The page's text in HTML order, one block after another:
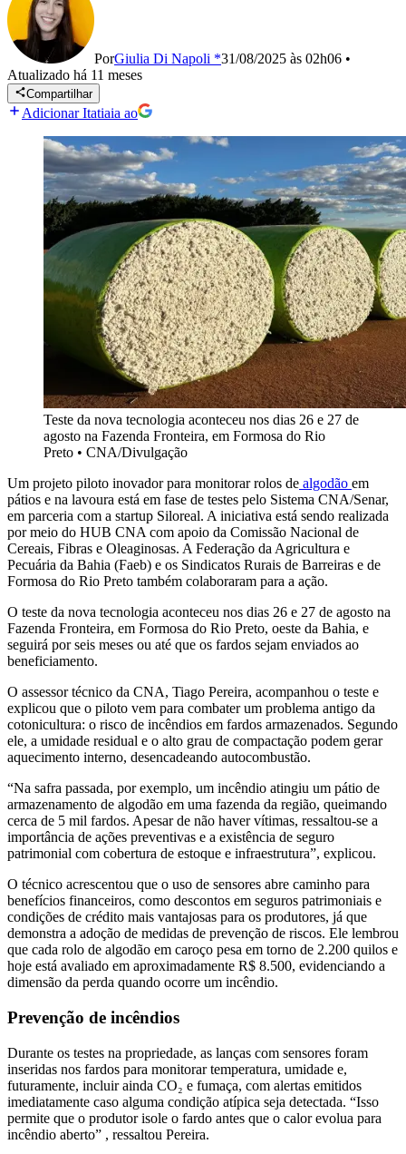
PorGiulia Di Napoli *31/08/2025 às 02h06 •
Atualizado há 11 meses
Compartilhar
Adicionar Itatiaia ao
Teste da nova tecnologia aconteceu nos dias 26 e 27 de
agosto na Fazenda Fronteira, em Formosa do Rio
Preto • CNA/Divulgação
Um projeto piloto inovador para monitorar rolos de algodão em
pátios e na lavoura está em fase de testes pelo Sistema CNA/Senar,
em parceria com a startup Siloreal. A iniciativa está sendo realizada
por meio do HUB CNA com apoio da Comissão Nacional de
Cereais, Fibras e Oleaginosas. A Federação da Agricultura e
Pecuária da Bahia (Faeb) e os Sindicatos Rurais de Barreiras e de
Formosa do Rio Preto também colaboraram para a ação.
O teste da nova tecnologia aconteceu nos dias 26 e 27 de agosto na
Fazenda Fronteira, em Formosa do Rio Preto, oeste da Bahia, e
seguirá por seis meses ou até que os fardos sejam enviados ao
beneficiamento.
O assessor técnico da CNA, Tiago Pereira, acompanhou o teste e
explicou que o piloto vem para combater um problema antigo da
cotonicultura: o risco de incêndios em fardos armazenados. Segundo
ele, a umidade residual e o alto grau de compactação podem gerar
aquecimento interno, desencadeando autocombustão.
“Na safra passada, por exemplo, um incêndio atingiu um pátio de
armazenamento de algodão em uma fazenda da região, queimando
cerca de 5 mil fardos. Apesar de não haver vítimas, ressaltou-se a
importância de ações preventivas e a existência de seguro
patrimonial com cobertura de estoque e infraestrutura”, explicou.
O técnico acrescentou que o uso de sensores abre caminho para
benefícios financeiros, como descontos em seguros patrimoniais e
condições de crédito mais vantajosas para os produtores, já que
demonstra a adoção de medidas de prevenção de riscos. Ele lembrou
que cada rolo de algodão em caroço pesa em torno de 2.200 quilos e
hoje está avaliado em aproximadamente R$ 8.500, evidenciando a
dimensão da perda quando ocorre um incêndio.
Prevenção de incêndios
Durante os testes na propriedade, as lanças com sensores foram
inseridas nos fardos para monitorar temperatura, umidade e,
futuramente, incluir ainda CO₂ e fumaça, com alertas emitidos
imediatamente caso alguma condição atípica seja detectada. “Isso
permite que o produtor isole o fardo antes que o calor evolua para
incêndio aberto” , ressaltou Pereira.